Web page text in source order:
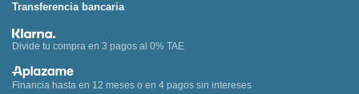
Transferencia bancaria
Divide tu compra en 3 pagos al 0% TAE
Financia hasta en 12 meses o en 4 pagos sin intereses